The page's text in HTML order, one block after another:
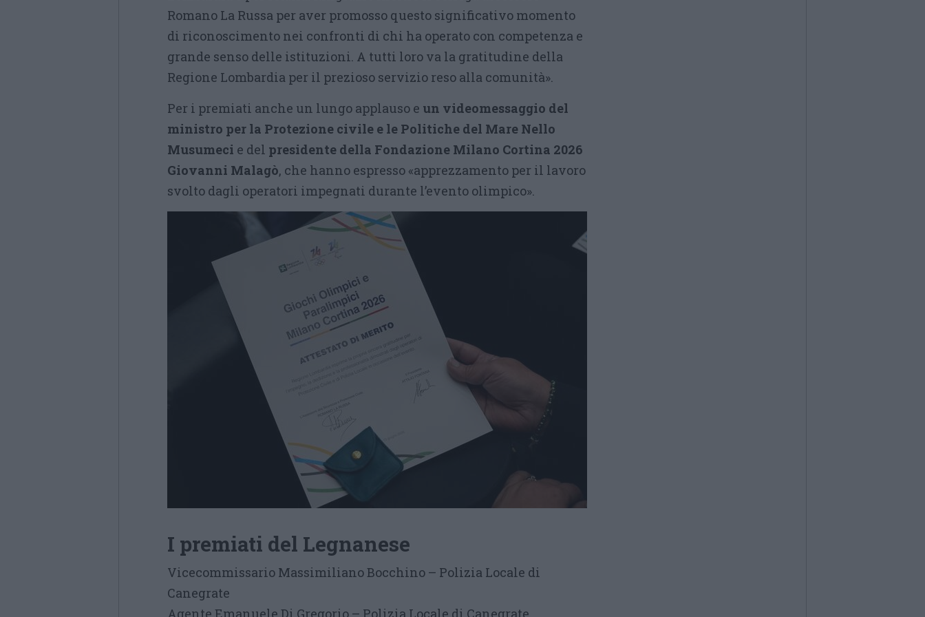
Romano La Russa per aver promosso questo significativo momento
di riconoscimento nei confronti di chi ha operato con competenza e
grande senso delle istituzioni. A tutti loro va la gratitudine della
Regione Lombardia per il prezioso servizio reso alla comunità».
Per i premiati anche un lungo applauso e un videomessaggio del
ministro per la Protezione civile e le Politiche del Mare Nello
Musumeci e del presidente della Fondazione Milano Cortina 2026
Giovanni Malagò, che hanno espresso «apprezzamento per il lavoro
svolto dagli operatori impegnati durante l’evento olimpico».
I premiati del Legnanese
Vicecommissario Massimiliano Bocchino – Polizia Locale di
Canegrate
Agente Emanuele Di Gregorio – Polizia Locale di Canegrate